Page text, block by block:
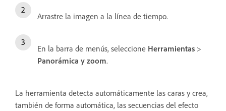
Arrastre la imagen a la línea de tiempo.
En la barra de menús, seleccione Herramientas >
Panorámica y zoom.
La herramienta detecta automáticamente las caras y crea,
también de forma automática, las secuencias del efecto